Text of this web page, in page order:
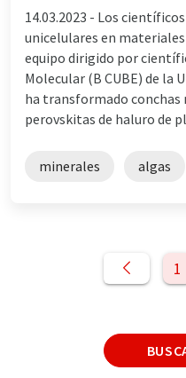
14.03.2023 - Los
unicelulares en
equipo dirigido por
Molecular (B CUBE) de la
ha transformado conchas
perovskitas de haluro de
minerales algas
1